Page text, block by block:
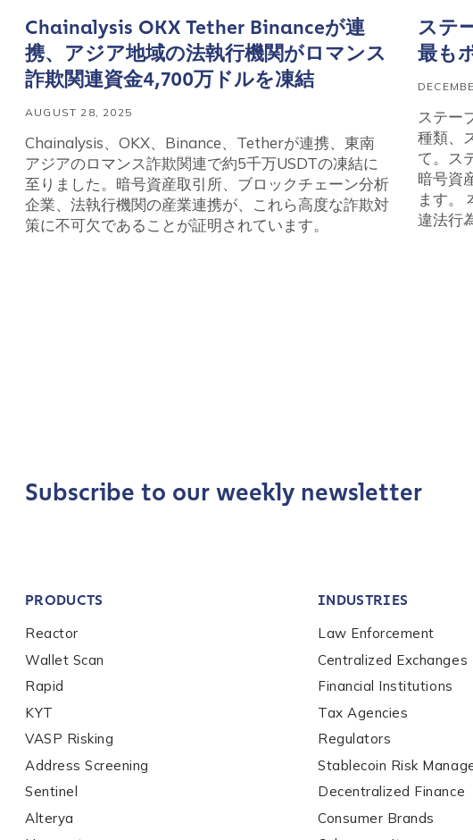
Chainalysis OKX Tether Binanceが連
携、アジア地域の法執行機関がロマンス
詐欺関連資金4,700万ドルを凍結
AUGUST 28, 2025
Chainalysis、OKX、Binance、Tetherが連携、東南
アジアのロマンス詐欺関連で約5千万USDTの凍結に
至りました。暗号資産取引所、ブロックチェーン分析
企業、法執行機関の産業連携が、これら高度な詐欺対
策に不可欠であることが証明されています。
ステ
最も
ステー
種類、
て。ス
暗号資
ます。
違法行
*
Work Email Address
Phone Number
*
Role Function
Subscribe to our weekly newsletter
PRODUCTS
Reactor
Wallet Scan
Rapid
KYT
VASP Risking
Address Screening
Sentinel
Alterya
INDUSTRIES
Law Enforcement
Centralized Exchanges
Financial Institutions
Tax Agencies
Regulators
Stablecoin Risk
Decentralized Finance
Consumer Brands